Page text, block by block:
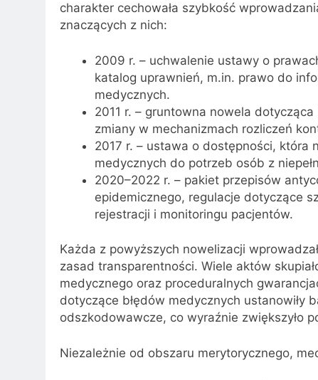
charakter cechowała szybkość
znaczących z nich:
2009 r. – uchwalenie ustawy o
katalog uprawnień, m.in. prawo do
medycznych.
2011 r. – gruntowna nowela
zmiany w mechanizmach rozliczeń
2017 r. – ustawa o dostępności, która
medycznych do potrzeb osób z
2020–2022 r. – pakiet przepisów
epidemicznego, regulacje dotyczące
rejestracji i monitoringu pacjentów.
Każda z powyższych nowelizacji
zasad transparentności. Wiele aktów
medycznego oraz proceduralnych
dotyczące błędów medycznych
odszkodowawcze, co wyraźnie zwiększyło
Niezależnie od obszaru merytorycznego,